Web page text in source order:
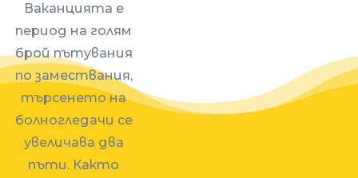
Ваканцията е
период на голям
брой пътувания
по замествания,
търсенето на
болногледачи се
увеличава два
пъти. Както